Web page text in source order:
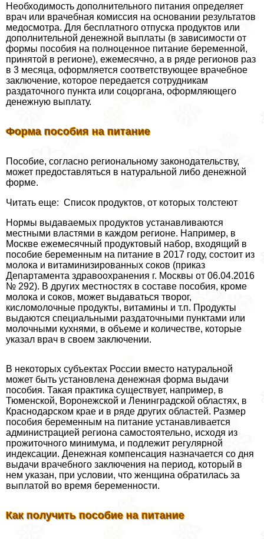
Необходимость дополнительного питания определяет
врач или врачебная комиссия на основании результатов
медосмотра. Для бесплатного отпуска продуктов или
дополнительной денежной выплаты (в зависимости от
формы пособия на полноценное питание беременной,
принятой в регионе), ежемecячно, а в ряде регионов раз
в 3 месяца, оформляется соответствующее врачебное
заключение, которое передается сотрудникам
раздаточного пункта или соцоргана, оформляющего
денежную выплату.
Форма пособия на питание
Пособие, согласно региональному законодательству,
может предоставляться в натуральной либо денежной
форме.
Читать еще: Список продуктов, от которых толстеют
Нормы выдаваемых продуктов устанавливаются
местными властями в каждом регионе. Например, в
Москве ежемecячный продуктовый набор, входящий в
пособие беременным на питание в 2017 году, состоит из
молока и витаминизированных соков (приказ
Департамента здравоохранения г. Москвы от 06.04.2016
№ 292). В других местностях в составе пособия, кроме
молока и соков, может выдаваться творог,
кисломолочные продукты, витамины и т.п. Продукты
выдаются специальными раздаточными пунктами или
молочными кухнями, в объеме и количестве, которые
указал врач в своем заключении.
В некоторых субъектах России вместо натуральной
может быть установлена денежная форма выдачи
пособия. Такая пpaктика существует, например, в
Тюменской, Воронежской и Ленинградской областях, в
Краснодарском крае и в ряде других областей. Размер
пособия беременным на питание устанавливается
администрацией региона самостоятельно, исходя из
прожиточного минимума, и подлежит регулярной
индексации. Денежная компенсация назначается со дня
выдачи врачебного заключения на период, который в
нем указан, при условии, что женщина обратилась за
выплатой во время беременности.
Как получить пособие на питание